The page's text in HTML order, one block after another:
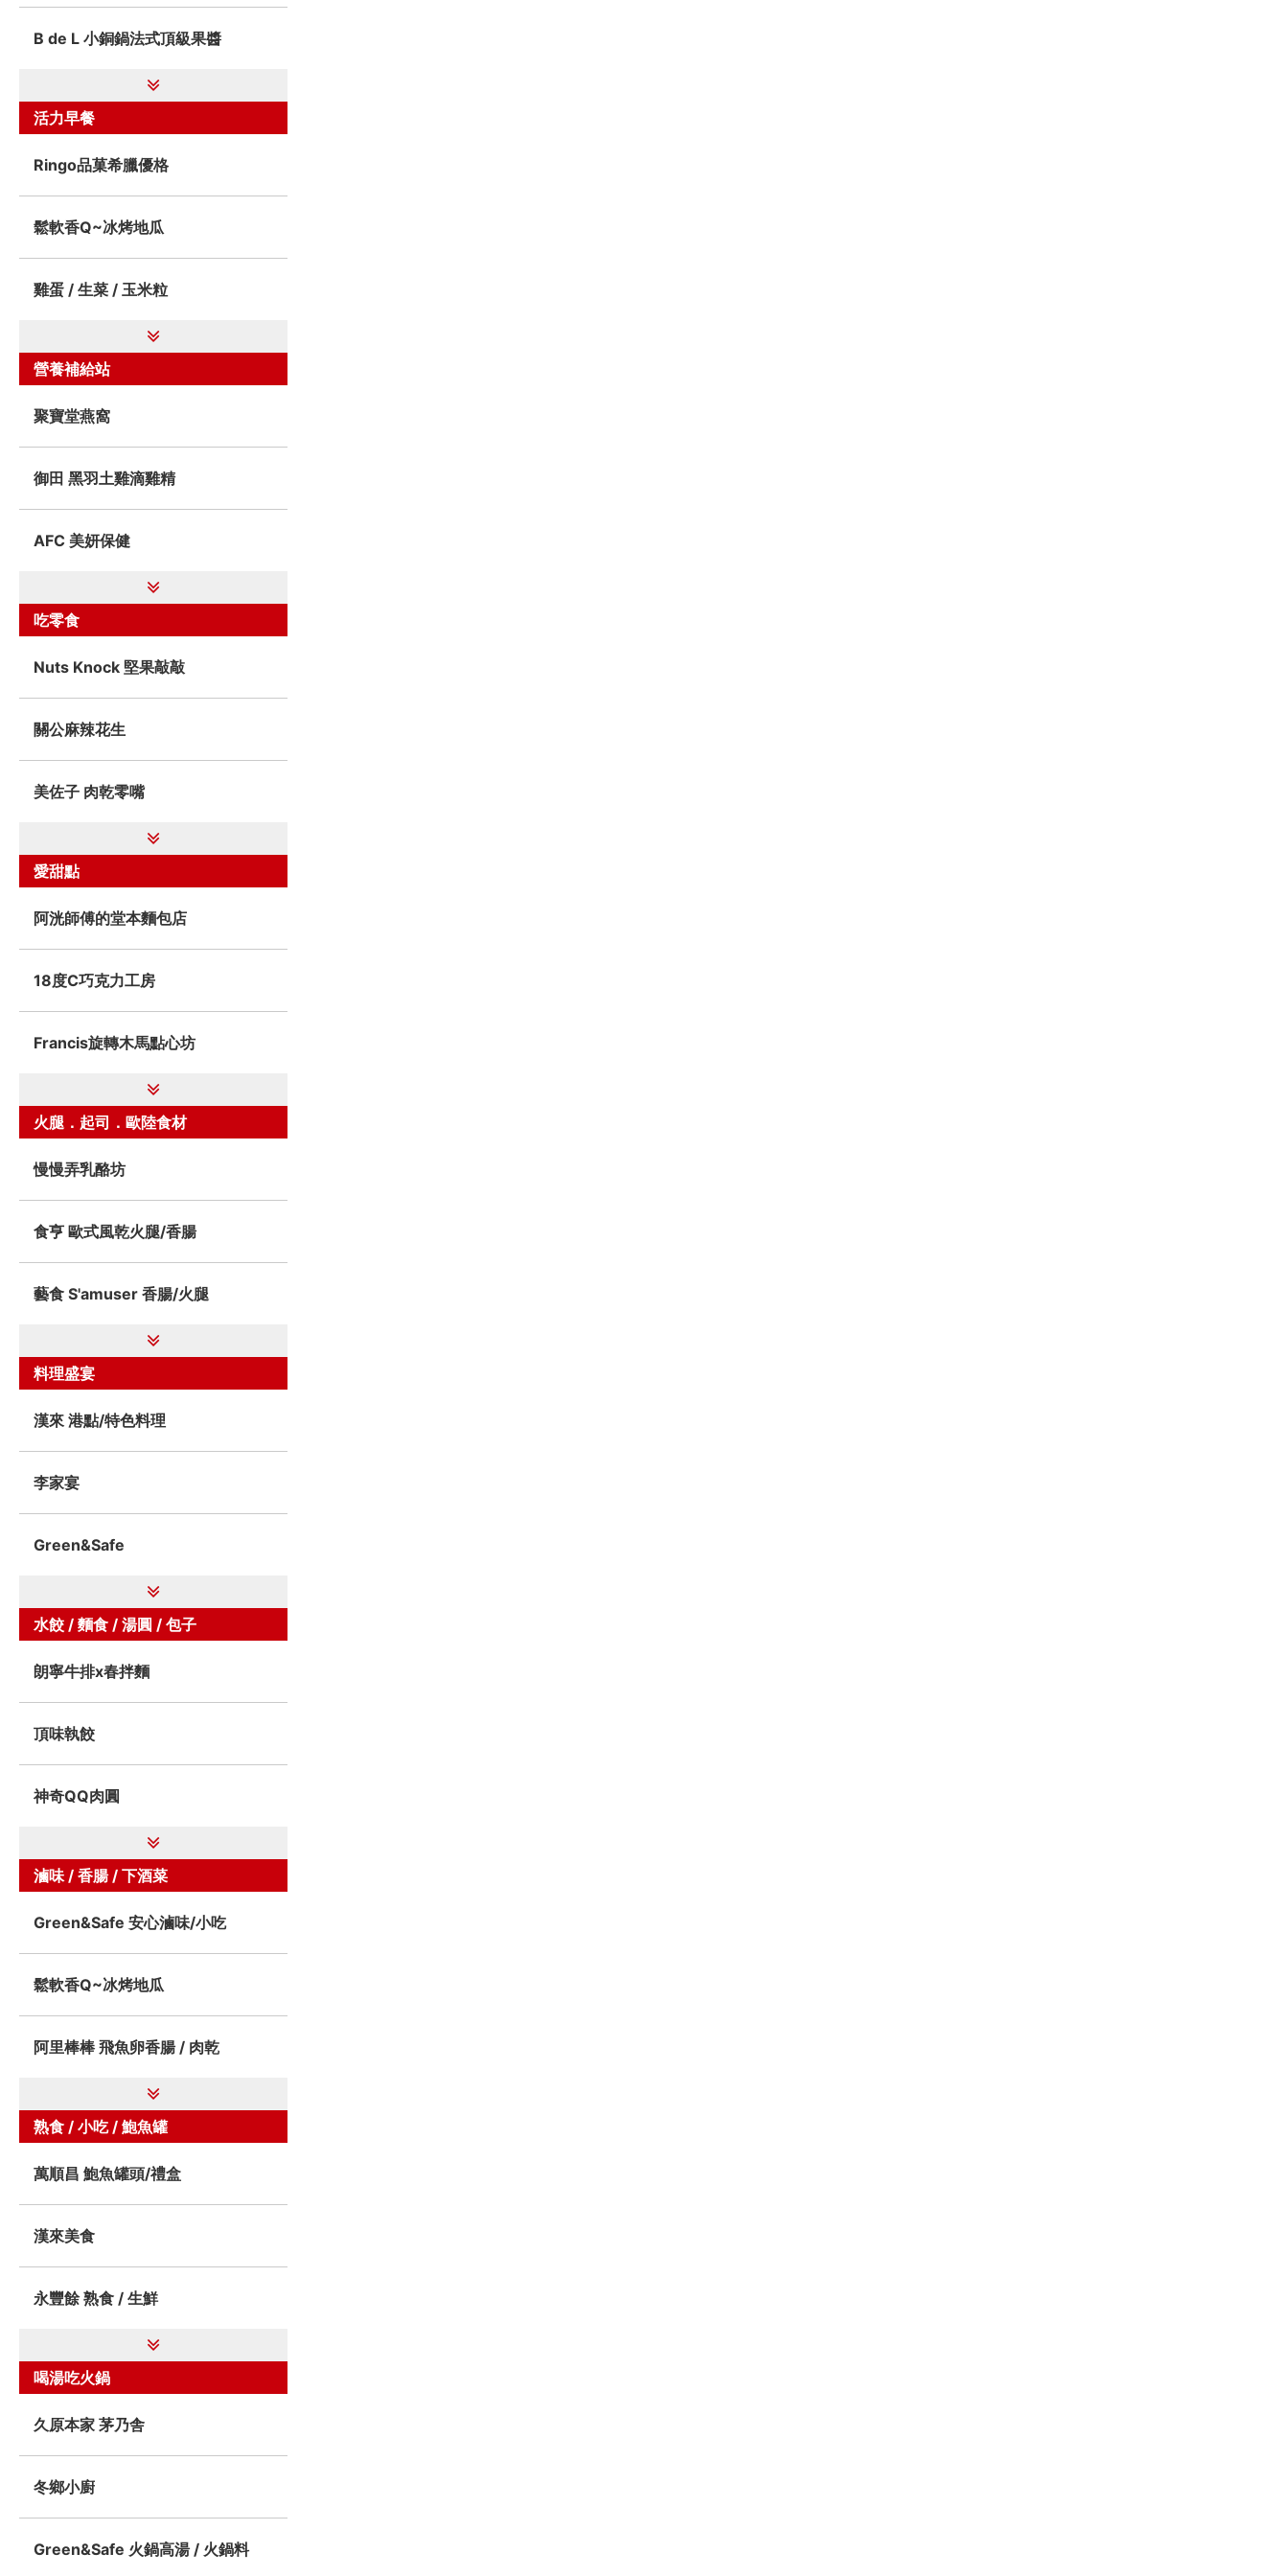
B de L 小銅鍋法式頂級果醬
活力早餐
Ringo品菓希臘優格
鬆軟香Q~冰烤地瓜
雞蛋 / 生菜 / 玉米粒
營養補給站
聚寶堂燕窩
御田 黑羽土雞滴雞精
AFC 美妍保健
吃零食
Nuts Knock 堅果敲敲
關公麻辣花生
美佐子 肉乾零嘴
愛甜點
阿洸師傅的堂本麵包店
18度C巧克力工房
Francis旋轉木馬點心坊
火腿．起司．歐陸食材
慢慢弄乳酪坊
食亨 歐式風乾火腿/香腸
藝食 S'amuser 香腸/火腿
料理盛宴
漢來 港點/特色料理
李家宴
Green&Safe
水餃 / 麵食 / 湯圓 / 包子
朗寧牛排x春拌麵
頂味執餃
神奇QQ肉圓
滷味 / 香腸 / 下酒菜
Green&Safe 安心滷味/小吃
鬆軟香Q~冰烤地瓜
阿里棒棒 飛魚卵香腸 / 肉乾
熟食 / 小吃 / 鮑魚罐
萬順昌 鮑魚罐頭/禮盒
漢來美食
永豐餘 熟食 / 生鮮
喝湯吃火鍋
久原本家 茅乃舎
冬鄉小廚
Green&Safe 火鍋高湯 / 火鍋料